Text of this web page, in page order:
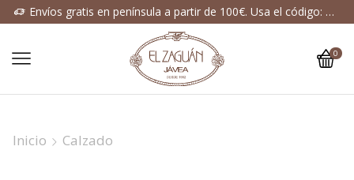
Envíos gratis en península a partir de 100€. Usa el código: ENVIOGRATIS
0
Inicio Calzado